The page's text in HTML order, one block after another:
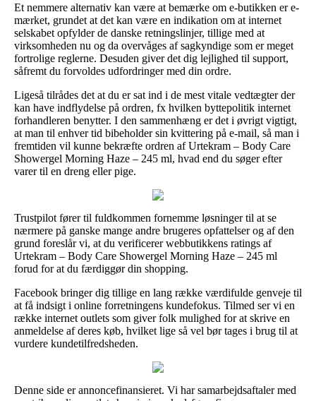
Et nemmere alternativ kan være at bemærke om e-butikken er e-
mærket, grundet at det kan være en indikation om at internet
selskabet opfylder de danske retningslinjer, tillige med at
virksomheden nu og da overvåges af sagkyndige som er meget
fortrolige reglerne. Desuden giver det dig lejlighed til support,
såfremt du forvoldes udfordringer med din ordre.
Ligeså tilrådes det at du er sat ind i de mest vitale vedtægter der
kan have indflydelse på ordren, fx hvilken byttepolitik internet
forhandleren benytter. I den sammenhæng er det i øvrigt vigtigt,
at man til enhver tid bibeholder sin kvittering på e-mail, så man i
fremtiden vil kunne bekræfte ordren af Urtekram – Body Care
Showergel Morning Haze – 245 ml, hvad end du søger efter
varer til en dreng eller pige.
Trustpilot fører til fuldkommen fornemme løsninger til at se
nærmere på ganske mange andre brugeres opfattelser og af den
grund foreslår vi, at du verificerer webbutikkens ratings af
Urtekram – Body Care Showergel Morning Haze – 245 ml
forud for at du færdiggør din shopping.
Facebook bringer dig tillige en lang række værdifulde genveje til
at få indsigt i online forretningens kundefokus. Tilmed ser vi en
række internet outlets som giver folk mulighed for at skrive en
anmeldelse af deres køb, hvilket lige så vel bør tages i brug til at
vurdere kundetilfredsheden.
Denne side er annoncefinansieret. Vi har samarbejdsaftaler med